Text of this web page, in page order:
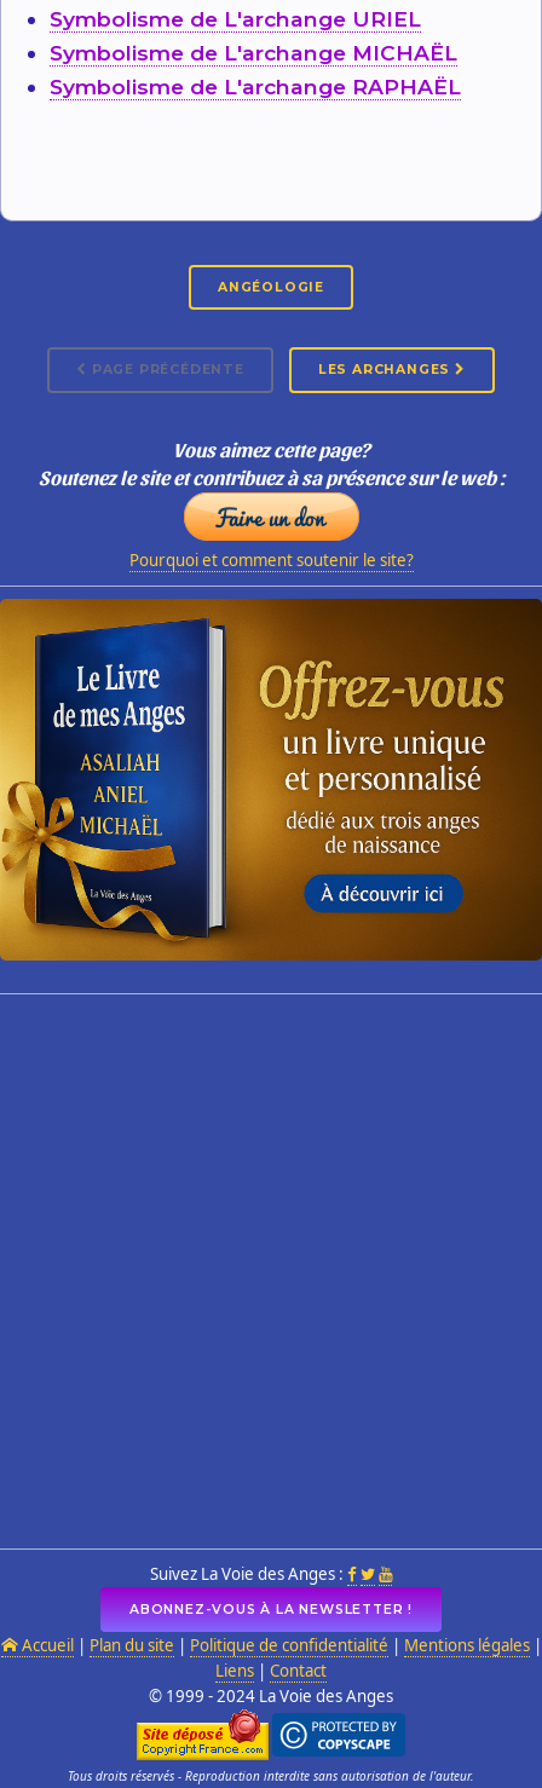
Symbolisme de L'archange URIEL
Symbolisme de L'archange MICHAËL
Symbolisme de L'archange RAPHAËL
ANGÉOLOGIE
PAGE PRÉCÉDENTE LES ARCHANGES
Vous aimez cette page?
Soutenez le site et contribuez à sa présence sur le web :
Pourquoi et comment soutenir le site?
Suivez La Voie des Anges :
ABONNEZ-VOUS À LA NEWSLETTER !
Accueil| Plan du site | Politique de confidentialité | Mentions légales|
Liens | Contact
© 1999 - 2024 La Voie des Anges
Tous droits réservés - Reproduction interdite sans autorisation de l'auteur.